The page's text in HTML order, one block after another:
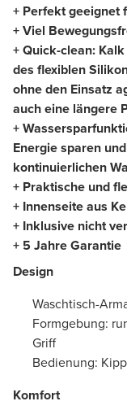
+ Perfekt geeignet
+ Viel
+ Quick-clean:
des flexiblen
ohne den Einsatz
auch eine längere
+
Energie sparen
kontinuierlichen
+ Praktische und
+ Innenseite aus
+ Inklusive nicht
+ 5 Jahre Garantie
Design
Waschtisch-
Formgebung:
Griff
Bedienung:
Komfort